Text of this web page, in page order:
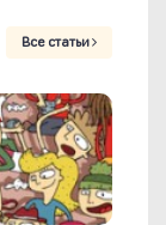
Все статьи